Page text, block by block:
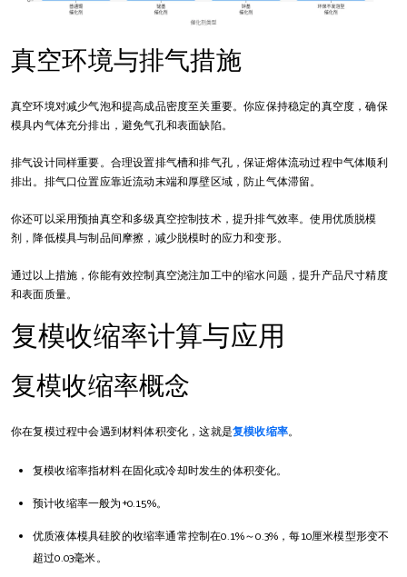
真空环境与排气措施
真空环境对减少气泡和提高成品密度至关重要。你应保持稳定的真空度，确保
模具内气体充分排出，避免气孔和表面缺陷。
排气设计同样重要。合理设置排气槽和排气孔，保证熔体流动过程中气体顺利
排出。排气口位置应靠近流动末端和厚壁区域，防止气体滞留。
你还可以采用预抽真空和多级真空控制技术，提升排气效率。使用优质脱模
剂，降低模具与制品间摩擦，减少脱模时的应力和变形。
通过以上措施，你能有效控制真空浇注加工中的缩水问题，提升产品尺寸精度
和表面质量。
复模收缩率计算与应用
复模收缩率概念
你在复模过程中会遇到材料体积变化，这就是复模收缩率。
复模收缩率指材料在固化或冷却时发生的体积变化。
预计收缩率一般为+0.15%。
优质液体模具硅胶的收缩率通常控制在0.1%～0.3%，每10厘米模型形变不
超过0.03毫米。